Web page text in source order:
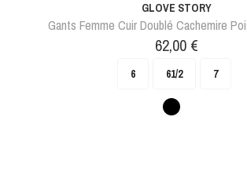
GLOVE STORY
Gants Femme Cuir Doublé Cachemire
Prix
62,00 €
6 61/2 7
Noir